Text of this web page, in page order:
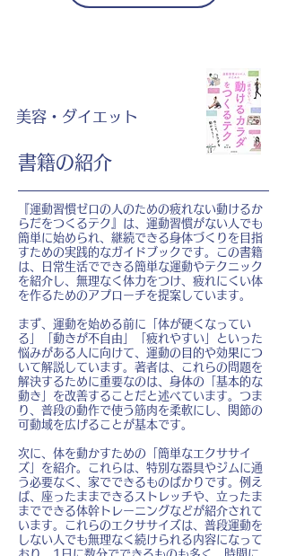
美容・ダイエット
書籍の紹介
『運動習慣ゼロの人のための疲れない動けるか
らだをつくるテク』は、運動習慣がない人でも
簡単に始められ、継続できる身体づくりを目指
すための実践的なガイドブックです。この書籍
は、日常生活でできる簡単な運動やテクニック
を紹介し、無理なく体力をつけ、疲れにくい体
を作るためのアプローチを提案しています。
まず、運動を始める前に「体が硬くなってい
る」「動きが不自由」「疲れやすい」といった
悩みがある人に向けて、運動の目的や効果につ
いて解説しています。著者は、これらの問題を
解決するために重要なのは、身体の「基本的な
動き」を改善することだと述べています。つま
り、普段の動作で使う筋肉を柔軟にし、関節の
可動域を広げることが基本です。
次に、体を動かすための「簡単なエクササイ
ズ」を紹介。これらは、特別な器具やジムに通
う必要なく、家でできるものばかりです。例え
ば、座ったままできるストレッチや、立ったま
までできる体幹トレーニングなどが紹介されて
います。これらのエクササイズは、普段運動を
しない人でも無理なく続けられる内容になって